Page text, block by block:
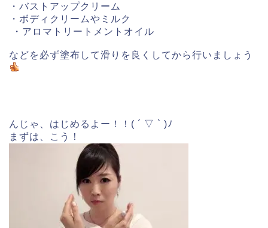
・バストアップクリーム
・ボディクリームやミルク
・アロマトリートメントオイル
などを必ず塗布して滑りを良くしてから行いましょう
んじゃ、はじめるよー！！( ´ ▽ ` )ﾉ
まずは、こう！